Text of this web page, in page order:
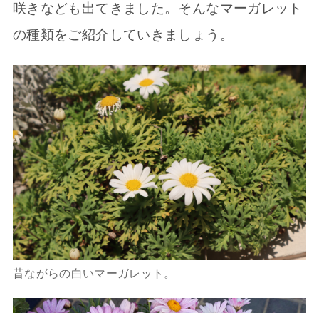
咲きなども出てきました。そんなマーガレット
の種類をご紹介していきましょう。
昔ながらの白いマーガレット。